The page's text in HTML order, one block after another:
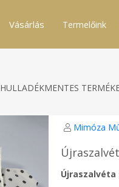
Vásárlás Termelőink
HULLADÉKMENTES
Mimóza